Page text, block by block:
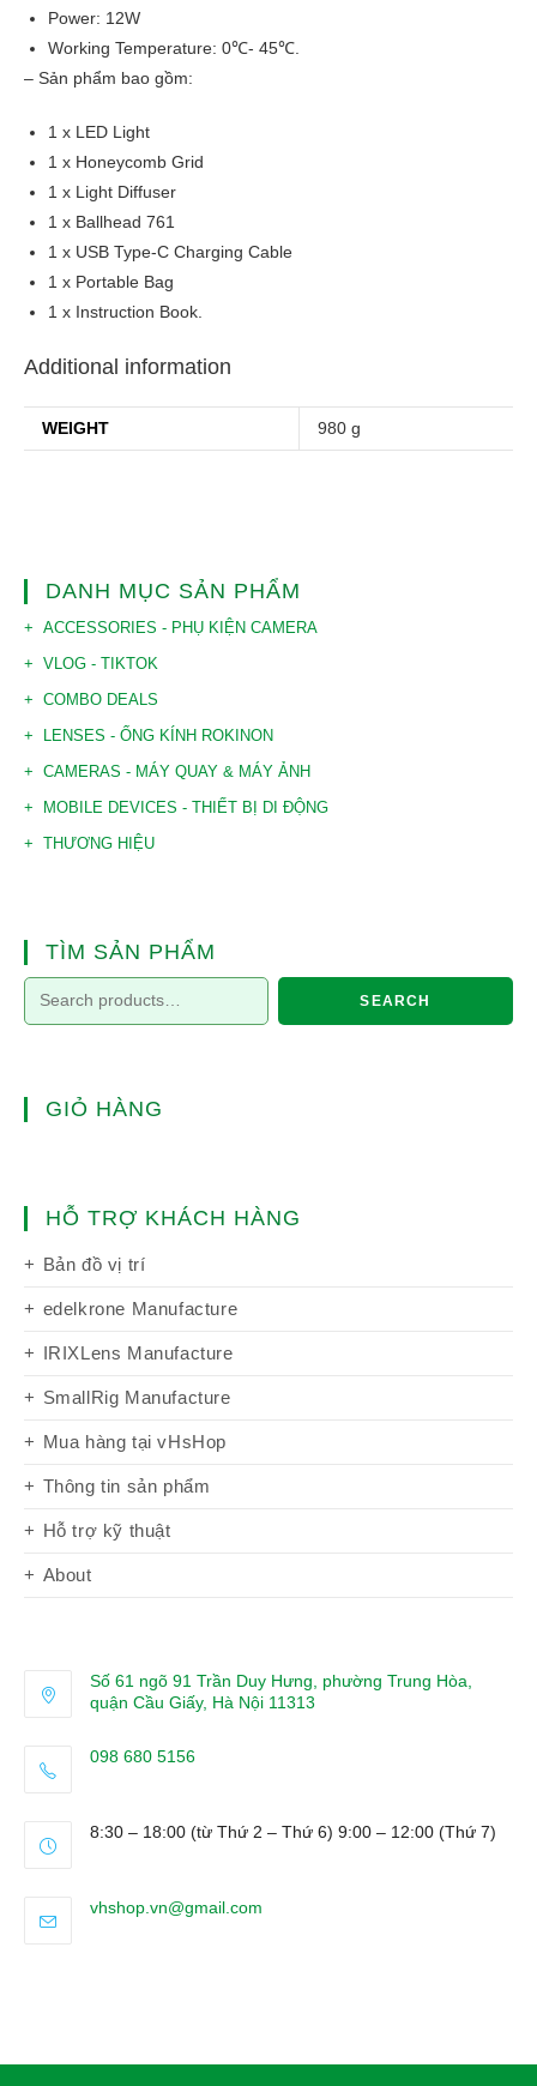
Power: 12W
Working Temperature: 0℃- 45℃.
– Sản phẩm bao gồm:
1 x LED Light
1 x Honeycomb Grid
1 x Light Diffuser
1 x Ballhead 761
1 x USB Type-C Charging Cable
1 x Portable Bag
1 x Instruction Book.
Additional information
WEIGHT 980 g
DANH MỤC SẢN PHẨM
ACCESSORIES - PHỤ KIỆN CAMERA
VLOG - TIKTOK
COMBO DEALS
LENSES - ỐNG KÍNH ROKINON
CAMERAS - MÁY QUAY & MÁY ẢNH
MOBILE DEVICES - THIẾT BỊ DI ĐỘNG
THƯƠNG HIỆU
TÌM SẢN PHẨM
SEARCH
GIỎ HÀNG
HỖ TRỢ KHÁCH HÀNG
Bản đồ vị trí
edelkrone Manufacture
IRIXLens Manufacture
SmallRig Manufacture
Mua hàng tại vHsHop
Thông tin sản phẩm
Hỗ trợ kỹ thuật
About
Số 61 ngõ 91 Trần Duy Hưng, phường Trung Hòa,
quận Cầu Giấy, Hà Nội 11313
098 680 5156
your
8:30 – 18:00 (từ Thứ 2 – Thứ 6) 9:00 – 12:00 (Thứ 7)
vhshop.vn@gmail.com